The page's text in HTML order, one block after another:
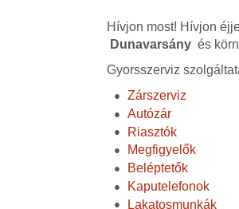
Hívjon most! Hívjon
Dunavarsány és
Gyorsszerviz
Zárszerviz
Autózár
Riasztók
Megfigyelők
Beléptetők
Kaputelefonok
Lakatosmunkák